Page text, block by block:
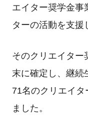
エイター奨学金事
ターの活動を支援
そのクリエイター
末に確定し、継続
71名のクリエイタ
ました。